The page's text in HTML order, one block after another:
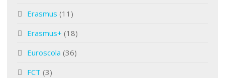
Erasmus (11)
Erasmus+ (18)
Euroscola (36)
FCT (3)